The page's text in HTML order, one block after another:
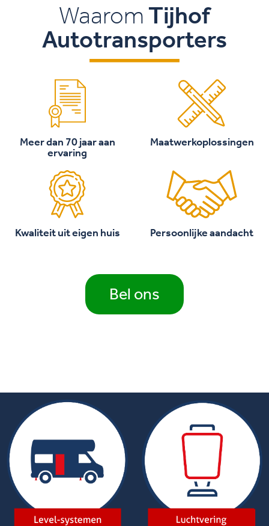
Waarom Tijhof
Autotransporters
Meer dan 70 jaar aan
ervaring
Maatwerkoplossingen
Kwaliteit uit eigen huis Persoonlijke aandacht
Bel ons